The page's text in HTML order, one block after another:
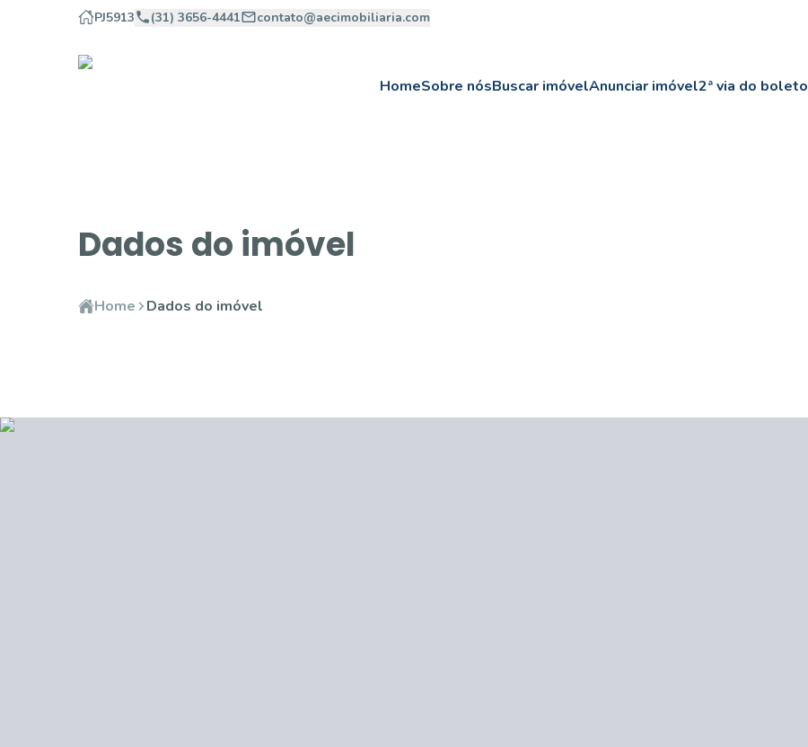
PJ5913 (31) 3656-4441 contato@aecimobiliaria.com
HomeSobre nósBuscar imóvelAnunciar imóvel2ª via do boleto
Dados do imóvel
Home Dados do imóvel